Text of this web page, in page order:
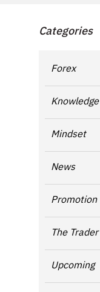
Categories
Forex
Knowledge
Mindset
News
Promotion
The
Upcoming